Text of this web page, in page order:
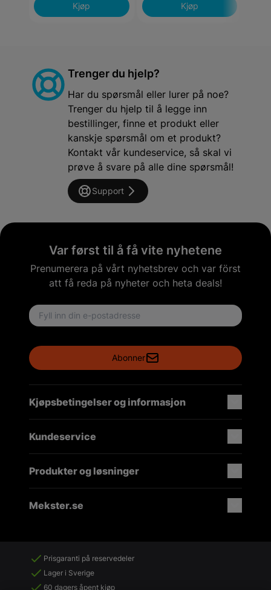
Kjøp Kjøp
Trenger du hjelp?
Har du spørsmål eller lurer på noe?
Trenger du hjelp til å legge inn
bestillinger, finne et produkt eller
kanskje spørsmål om et produkt?
Kontakt vår kundeservice, så skal vi
prøve å svare på alle dine spørsmål!
Support
Var først til å få vite nyhetene
Prenumerera på vårt nyhetsbrev och var först
att få reda på nyheter och heta deals!
Email address
Abonner
Kjøpsbetingelser og informasjon
Kundeservice
Produkter og løsninger
Mekster.se
Prisgaranti på reservedeler
Lager i Sverige
60 dagers åpent kjøp